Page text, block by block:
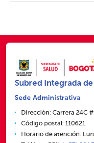
Subred Integrada de
Sede Administrativa
Dirección: Carrera 24C
Código postal: 110621
Horario de atención: